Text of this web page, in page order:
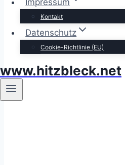
Impressum
Kontakt
Datenschutz
Cookie-Richtlinie (EU)
www.hitzbleck.net